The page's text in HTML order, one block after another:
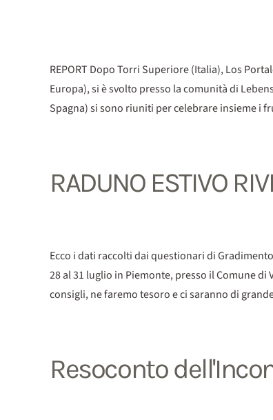
REPORT Dopo Torri Superiore (Italia), Los
Europa), si è svolto presso la comunità di
Spagna) si sono riuniti per celebrare insieme i
RADUNO ESTIVO
Ecco i dati raccolti dai questionari di
28 al 31 luglio in Piemonte, presso il Comune
consigli, ne faremo tesoro e ci saranno di
Resoconto